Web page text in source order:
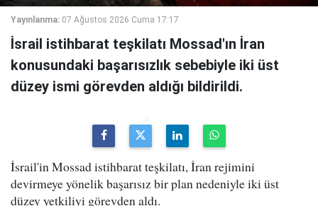
Yayınlanma: 07 Ağustos 2026 Cuma 17:17
İsrail istihbarat teşkilatı Mossad'ın İran
konusundaki başarısızlık sebebiyle iki üst
düzey ismi görevden aldığı bildirildi.
İsrail'in Mossad istihbarat teşkilatı, İran rejimini
devirmeye yönelik başarısız bir plan nedeniyle iki üst
düzey yetkiliyi görevden aldı.